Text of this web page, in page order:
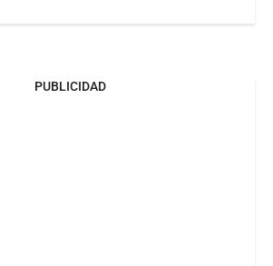
PUBLICIDAD